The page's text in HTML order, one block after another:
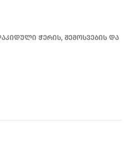
ჭერის, შემოსვების და